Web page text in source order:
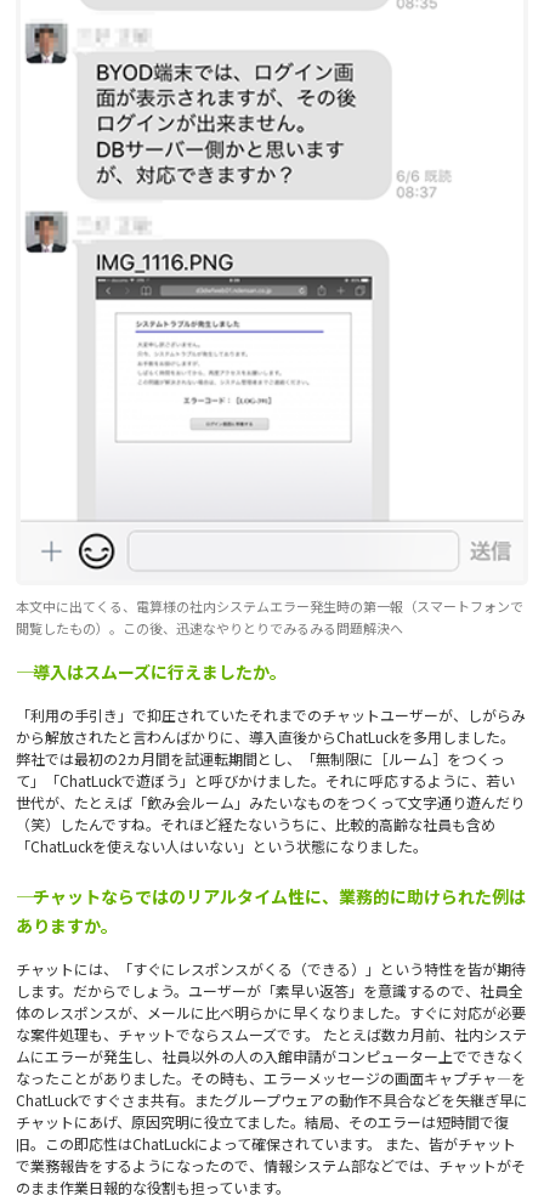
本文中に出てくる、電算様の社内システムエラー発生時の第一報（スマートフォンで
閲覧したもの）。この後、迅速なやりとりでみるみる問題解決へ
―― 導入はスムーズに行えましたか。
「利用の手引き」で抑圧されていたそれまでのチャットユーザーが、しがらみ
から解放されたと言わんばかりに、導入直後からChatLuckを多用しました。
弊社では最初の2カ月間を試運転期間とし、「無制限に［ルーム］をつくっ
て」「ChatLuckで遊ぼう」と呼びかけました。それに呼応するように、若い
世代が、たとえば「飲み会ルーム」みたいなものをつくって文字通り遊んだり
（笑）したんですね。それほど経たないうちに、比較的高齢な社員も含め
「ChatLuckを使えない人はいない」という状態になりました。
―― チャットならではのリアルタイム性に、業務的に助けられた例は
ありますか。
チャットには、「すぐにレスポンスがくる（できる）」という特性を皆が期待
します。だからでしょう。ユーザーが「素早い返答」を意識するので、社員全
体のレスポンスが、メールに比べ明らかに早くなりました。すぐに対応が必要
な案件処理も、チャットでならスムーズです。 たとえば数カ月前、社内システ
ムにエラーが発生し、社員以外の人の入館申請がコンピューター上でできなく
なったことがありました。その時も、エラーメッセージの画面キャプチャ―を
ChatLuckですぐさま共有。またグループウェアの動作不具合などを矢継ぎ早に
チャットにあげ、原因究明に役立てました。結局、そのエラーは短時間で復
旧。この即応性はChatLuckによって確保されています。 また、皆がチャット
で業務報告をするようになったので、情報システム部などでは、チャットがそ
のまま作業日報的な役割も担っています。